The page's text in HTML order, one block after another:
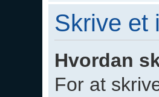
Skrive
Hvordan
For at